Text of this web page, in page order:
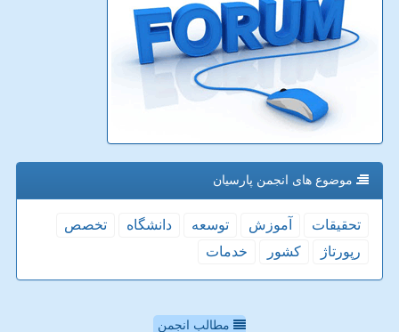
موضوع های انجمن پارسیان
تحقیقات آموزش توسعه دانشگاه
تخصص
رپورتاژ
كشور خدمات
مطالب انجمن